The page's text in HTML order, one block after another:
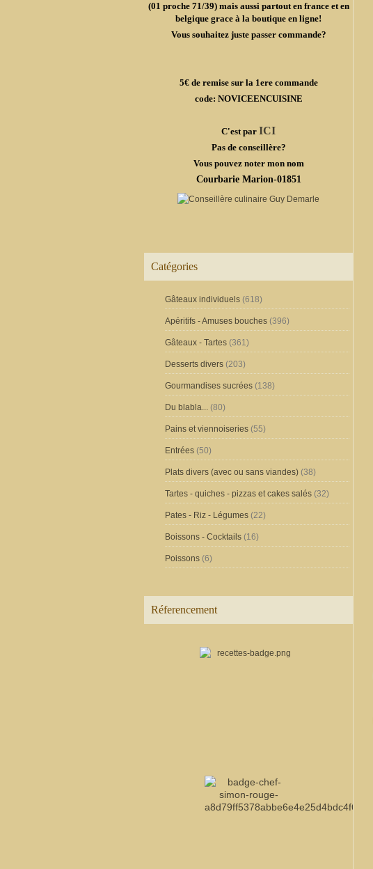
(01 proche 71/39) mais aussi partout en france et en
belgique grace à la boutique en ligne!
Vous souhaitez juste passer commande?
5€ de remise sur la 1ere commande
code: NOVICEENCUISINE
C'est par ICI
Pas de conseillère?
Vous pouvez noter mon nom
Courbarie Marion-01851
Catégories
Gâteaux individuels (618)
Apéritifs - Amuses bouches (396)
Gâteaux - Tartes (361)
Desserts divers (203)
Gourmandises sucrées (138)
Du blabla... (80)
Pains et viennoiseries (55)
Entrées (50)
Plats divers (avec ou sans viandes) (38)
Tartes - quiches - pizzas et cakes salés (32)
Pates - Riz - Légumes (22)
Boissons - Cocktails (16)
Poissons (6)
Réferencement